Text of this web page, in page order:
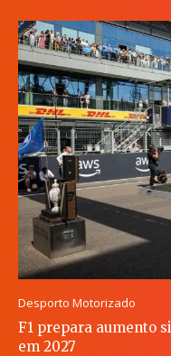
Desporto Motorizado
F1 prepara aumento
em 2027